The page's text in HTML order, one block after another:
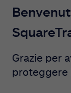
Grazie per
proteggere